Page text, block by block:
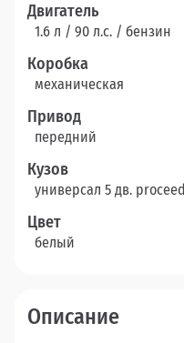
Двигатель
1.6 л / 90 л.c. / бензин
Коробка
механическая
Привод
передний
Кузов
универсал 5 дв. proceed
Цвет
белый
Описание